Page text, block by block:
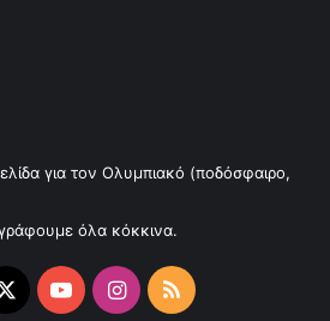
για τον Ολυμπιακό (ποδόσφαιρο,
όλα κόκκινα.
X YouTubeInstagram
RSS